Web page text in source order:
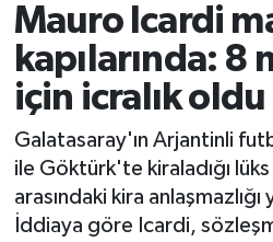
Mauro Icardi
kapılarında: 8
için icralık oldu
Galatasaray'ın Arjantinli
ile Göktürk'te kiraladığı lüks
arasındaki kira anlaşmazlığı
İddiaya göre Icardi,
Resmi İlanlar
Alanyaspor
Turizm
E-Gazete
Süper Lig Puan Durumu
Tüm Manşetler
Son Dakika Haberleri
Haber Arşivi